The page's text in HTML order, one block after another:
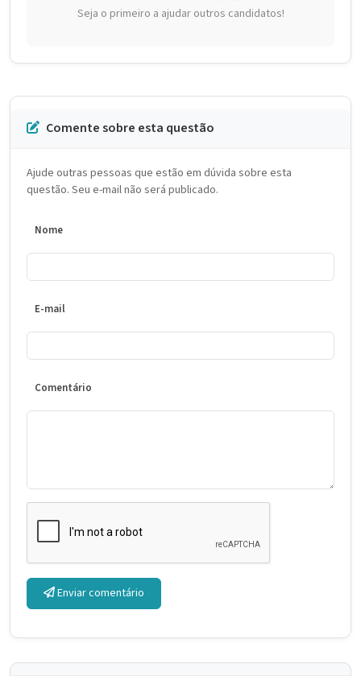
Seja o primeiro a ajudar outros candidatos!
Comente sobre esta questão
Ajude outras pessoas que estão em dúvida sobre esta
questão. Seu e-mail não será publicado.
Nome
E-mail
Comentário
Enviar comentário